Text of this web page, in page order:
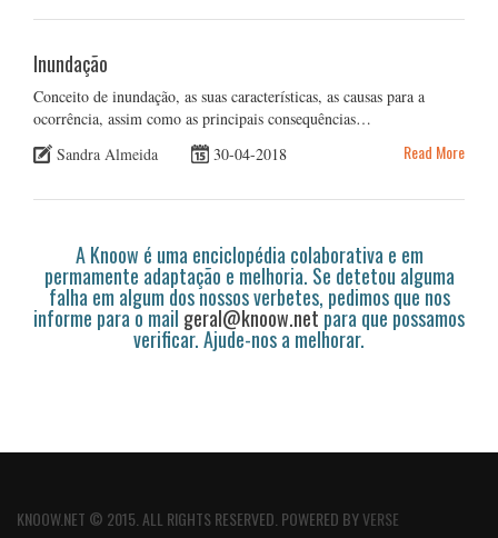
Inundação
Conceito de inundação, as suas características, as causas para a
ocorrência, assim como as principais consequências…
Sandra Almeida
30-04-2018 Read More
A Knoow é uma enciclopédia colaborativa e em
permamente adaptação e melhoria. Se detetou alguma
falha em algum dos nossos verbetes, pedimos que nos
informe para o mail geral@knoow.netpara que possamos
verificar. Ajude-nos a melhorar.
KNOOW.NET © 2015. ALL RIGHTS RESERVED. POWERED BYVERSE